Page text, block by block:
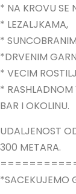
* NA KROVU SE
* LEZALJKAMA,
*
*DRVENIM
* VECIM
*
BAR I OKOLINU.
UDALJENOST
300 METARA.
*SACEKUJEMO